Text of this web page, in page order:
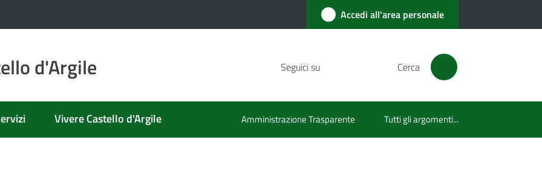
Accedi all'area personale
d'Argile Seguici su Cerca
Vivere Castello d'Argile Amministrazione Trasparente Tutti gli argomenti...